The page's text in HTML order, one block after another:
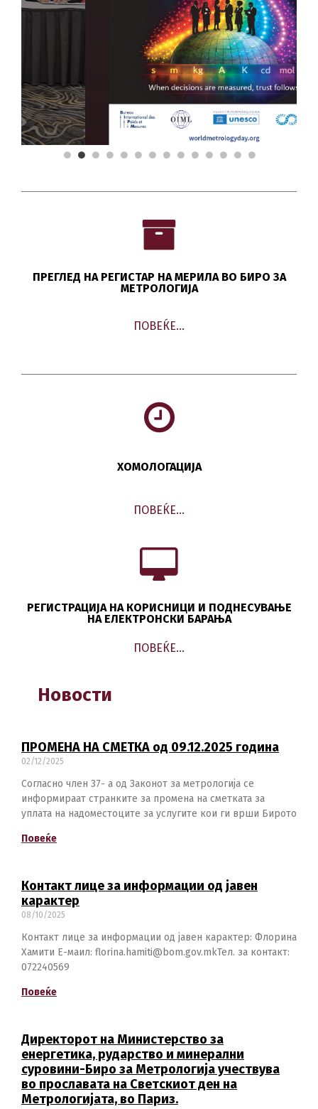
ПРЕГЛЕД НА РЕГИСТАР НА МЕРИЛА ВО БИРО ЗА
МЕТРОЛОГИЈА
ПОВЕЌЕ…
ХОМОЛОГАЦИЈА
ПОВЕЌЕ…
РЕГИСТРАЦИЈА НА КОРИСНИЦИ И ПОДНЕСУВАЊЕ
НА ЕЛЕКТРОНСКИ БАРАЊА
ПОВЕЌЕ…
Новости
ПРОМЕНА НА СМЕТКА од 09.12.2025 година
02/12/2025
Согласно член 37- а од Законот за метрологија се
информираат странките за промена на сметката за
уплата на надоместоците за услугите кои ги врши Бирото
Повеќе
Контакт лице за информации од јавен
карактер
08/10/2025
Контакт лице за информации од јавен карактер: Флорина
Хамити Е-маил: florina.hamiti@bom.gov.mkТел. за контакт:
072240569
Повеќе
Директорот на Министерство за
енергетика, рударство и минерални
суровини-Биро за Метрологија учествува
во прославата на Светскиот ден на
Метрологијата, во Париз.